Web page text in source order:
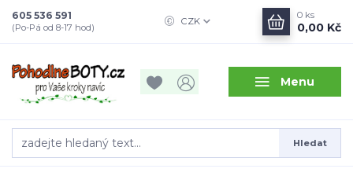
Menu
CZK
Hledat
605 536 591
(Po-Pá od 8-17 hod)
0 ks
0,00 Kč